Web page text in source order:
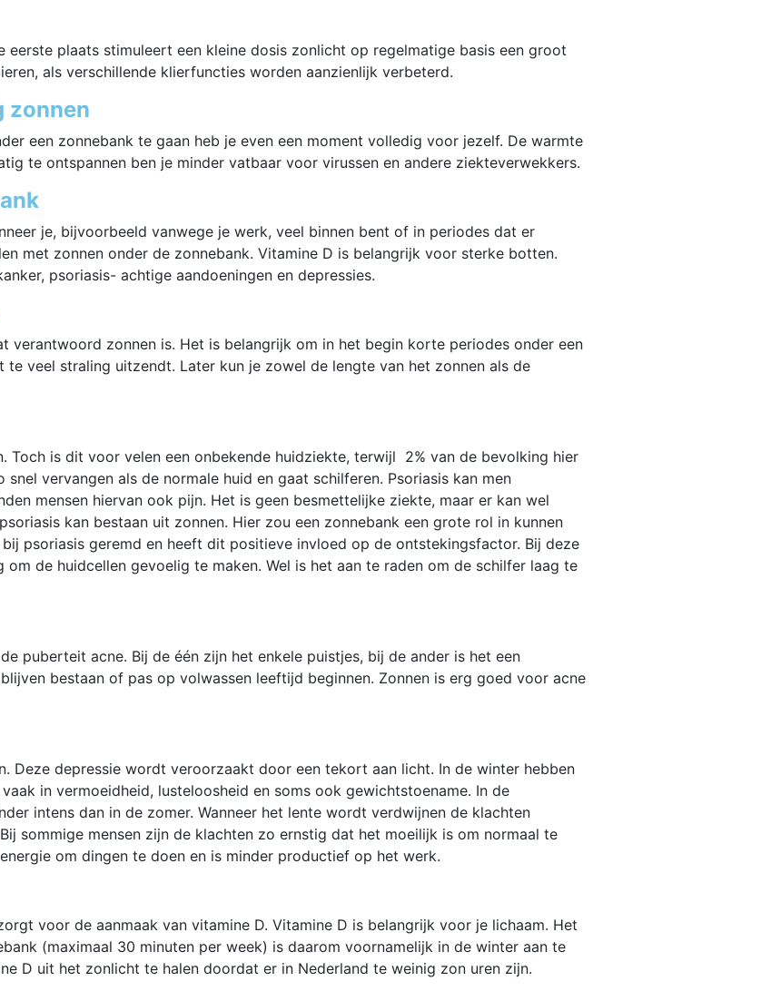
plaats stimuleert een kleine dosis zonlicht op regelmatige basis een groot
als verschillende klierfuncties worden aanzienlijk verbeterd.
zonnen
een zonnebank te gaan heb je even een moment volledig voor jezelf. De warmte
te ontspannen ben je minder vatbaar voor virussen en andere ziekteverwekkers.
je, bijvoorbeeld vanwege je werk, veel binnen bent of in periodes dat er
met zonnen onder de zonnebank. Vitamine D is belangrijk voor sterke botten.
psoriasis- achtige aandoeningen en depressies.
verantwoord zonnen is. Het is belangrijk om in het begin korte periodes onder een
veel straling uitzendt. Later kun je zowel de lengte van het zonnen als de
Toch is dit voor velen een onbekende huidziekte, terwijl 2% van de bevolking hier
vervangen als de normale huid en gaat schilferen. Psoriasis kan men
mensen hiervan ook pijn. Het is geen besmettelijke ziekte, maar er kan wel
kan bestaan uit zonnen. Hier zou een zonnebank een grote rol in kunnen
psoriasis geremd en heeft dit positieve invloed op de ontstekingsfactor. Bij deze
de huidcellen gevoelig te maken. Wel is het aan te raden om de schilfer laag te
puberteit acne. Bij de één zijn het enkele puistjes, bij de ander is het een
bestaan of pas op volwassen leeftijd beginnen. Zonnen is erg goed voor acne
Deze depressie wordt veroorzaakt door een tekort aan licht. In de winter hebben
in vermoeidheid, lusteloosheid en soms ook gewichtstoename. In de
intens dan in de zomer. Wanneer het lente wordt verdwijnen de klachten
sommige mensen zijn de klachten zo ernstig dat het moeilijk is om normaal te
om dingen te doen en is minder productief op het werk.
voor de aanmaak van vitamine D. Vitamine D is belangrijk voor je lichaam. Het
(maximaal 30 minuten per week) is daarom voornamelijk in de winter aan te
D uit het zonlicht te halen doordat er in Nederland te weinig zon uren zijn.